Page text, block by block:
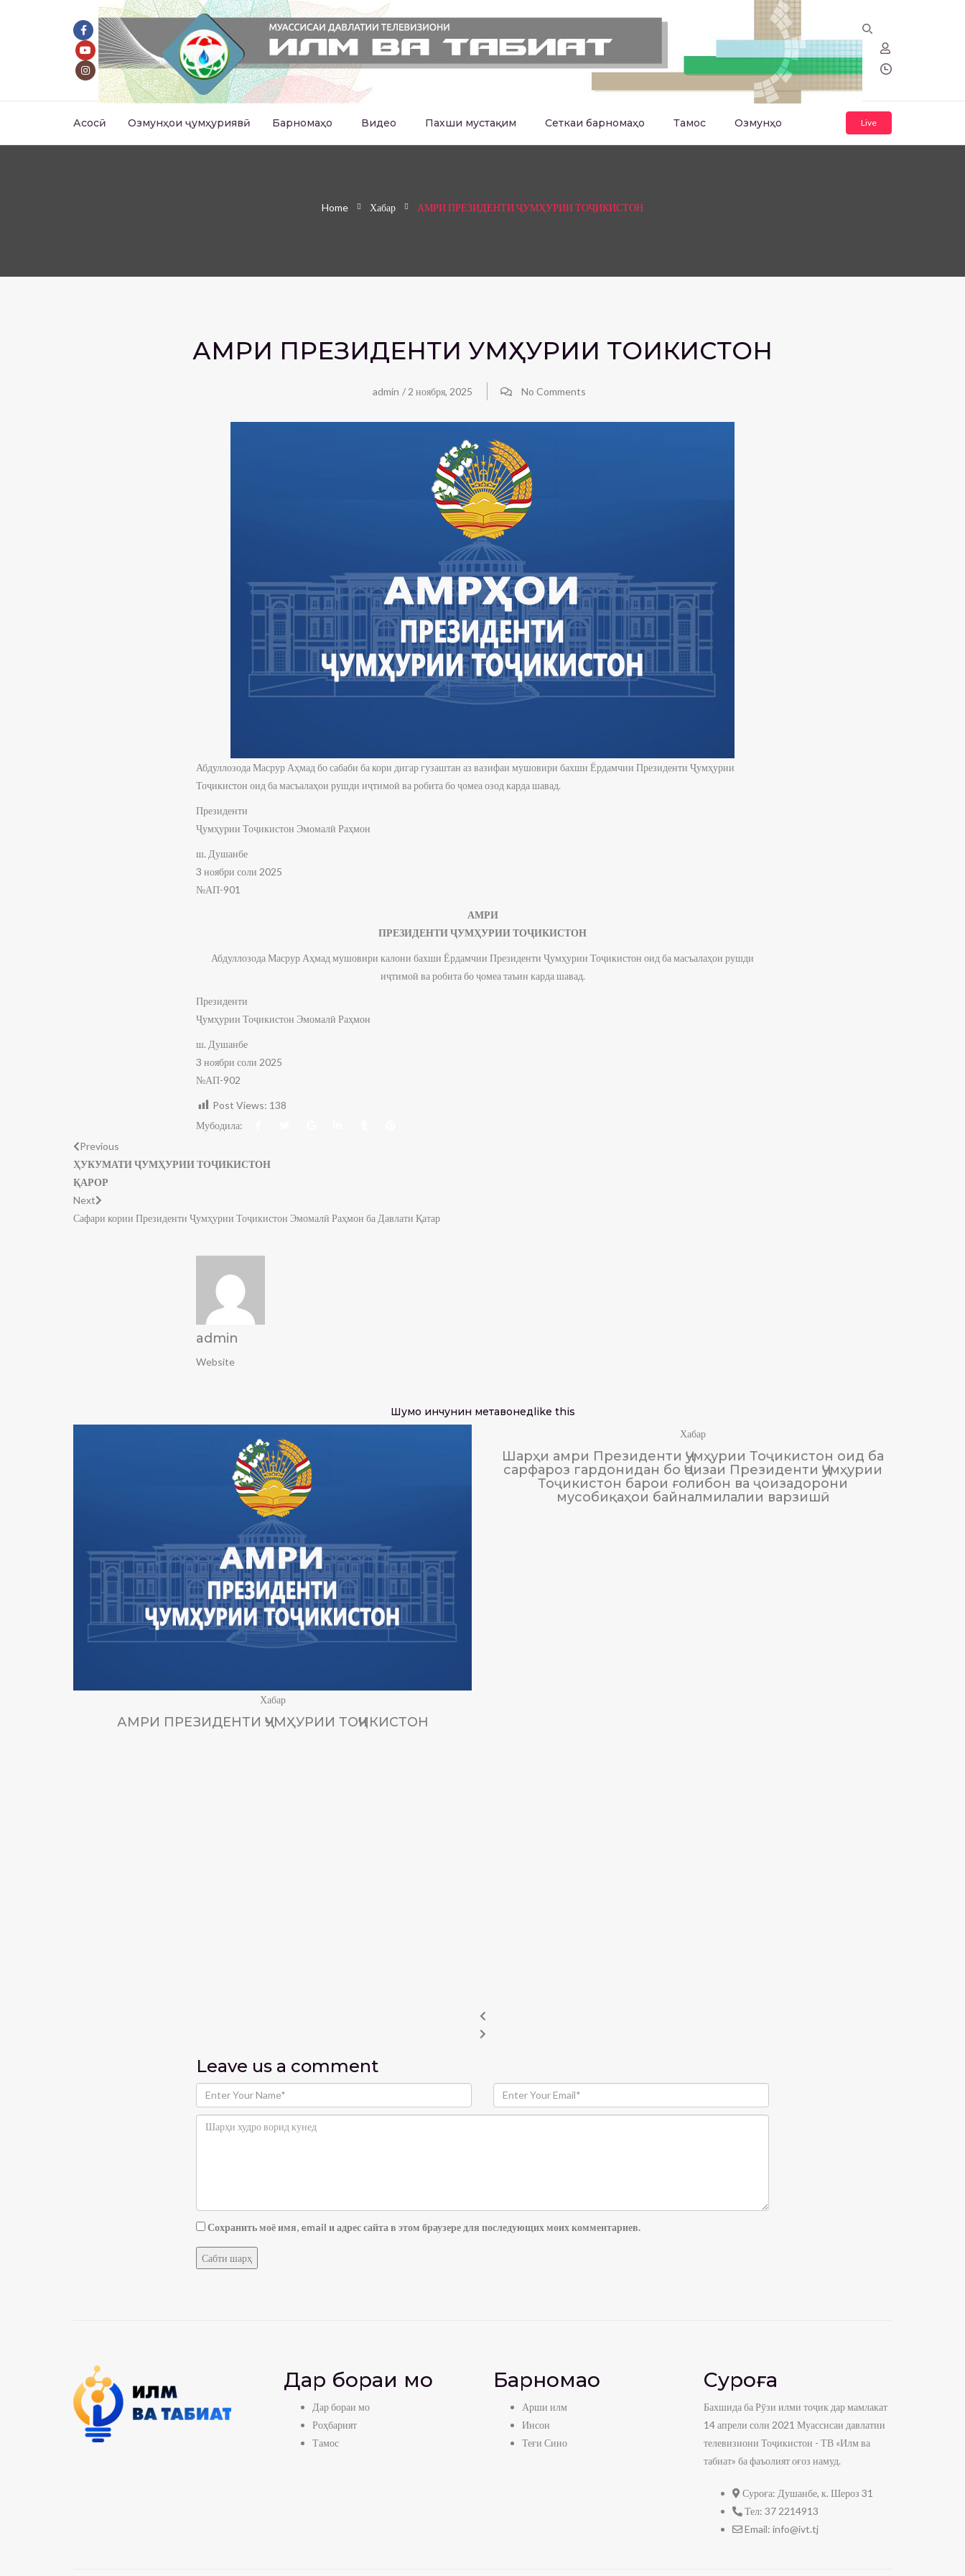
Асосӣ Озмунҳои ҷумҳуриявӣ Барномаҳо Видео Пахши мустақим Сеткаи барномаҳо Тамос Озмунҳо Live
Home Хабар АМРИ ПРЕЗИДЕНТИ ҶУМҲУРИИ ТОҶИКИСТОН
АМРИ ПРЕЗИДЕНТИ ҶУМҲУРИИ ТОҶИКИСТОН
admin / 2 ноября, 2025 No Comments
Абдуллозода Масрур Аҳмад бо сабаби ба кори дигар гузаштан аз вазифаи мушовири бахши Ёрдамчии Президенти Ҷумҳурии
Тоҷикистон оид ба масъалаҳои рушди иҷтимоӣ ва робита бо ҷомеа озод карда шавад.
Президенти
Ҷумҳурии Тоҷикистон Эмомалӣ Раҳмон
ш. Душанбе
3 ноябри соли 2025
№АП-901
АМРИ
ПРЕЗИДЕНТИ ҶУМҲУРИИ ТОҶИКИСТОН
Абдуллозода Масрур Аҳмад мушовири калони бахши Ёрдамчии Президенти Ҷумҳурии Тоҷикистон оид ба масъалаҳои рушди
иҷтимоӣ ва робита бо ҷомеа таъин карда шавад.
Президенти
Ҷумҳурии Тоҷикистон Эмомалӣ Раҳмон
ш. Душанбе
3 ноябри соли 2025
№АП-902
Post Views: 138
Мубодила:
Previous
ҲУКУМАТИ ҶУМҲУРИИ ТОҶИКИСТОН
ҚАРОР
Next
Сафари кории Президенти Ҷумҳурии Тоҷикистон Эмомалӣ Раҳмон ба Давлати Қатар
admin
Website
Шумо инчунин метавонедlike this
Хабар
АМРИ ПРЕЗИДЕНТИ ҶУМҲУРИИ ТОҶИКИСТОН
Хабар
Шарҳи амри Президенти Ҷумҳурии Тоҷикистон оид ба
сарфароз гардонидан бо Ҷоизаи Президенти Ҷумҳурии
Тоҷикистон барои ғолибон ва ҷоизадорони
мусобиқаҳои байналмилалии варзишӣ
Leave us a comment
Сохранить моё имя, email и адрес сайта в этом браузере для последующих моих комментариев.
Дар бораи мо
Дар бораи мо
Роҳбарият
Тамос
Барномаҳо
Арши илм
Инсон
Теғи Сино
Суроға
Бахшида ба Рӯзи илми тоҷик дар мамлакат
14 апрели соли 2021 Муассисаи давлатии
телевизиони Тоҷикистон - ТВ «Илм ва
табиат» ба фаъолият оғоз намуд.
Суроға: Душанбе, к. Шероз 31
Тел: 37 2214913
Email: info@ivt.tj